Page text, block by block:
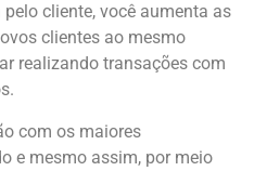
cliente, você aumenta as
clientes ao mesmo
realizando transações com
com os maiores
e mesmo assim, por meio